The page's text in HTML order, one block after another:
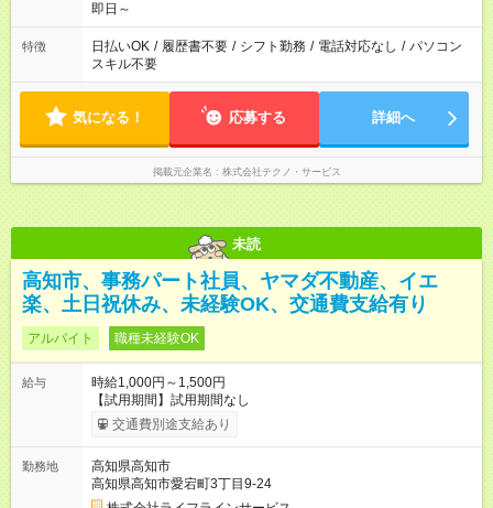
即日～
特徴 日払いOK / 履歴書不要 / シフト勤務 / 電話対応なし / パソコン
スキル不要
気になる！ 応募する 詳細へ
掲載元企業名 株式会社テクノ・サービス
未読
高知市、事務パート社員、ヤマダ不動産、イエ
楽、土日祝休み、未経験OK、交通費支給有り
アルバイト 職種未経験OK
給与
時給1,000円～1,500円
【試用期間】試用期間なし
交通費別途支給あり
勤務地
高知県高知市
高知県高知市愛宕町3丁目9-24